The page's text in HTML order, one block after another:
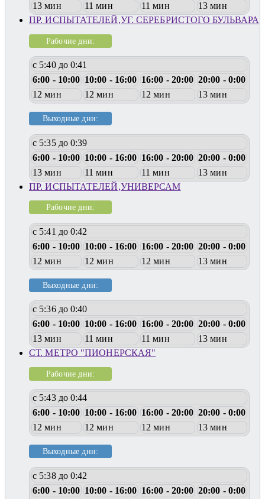
13 мин
11 мин 11 мин
13 мин
ПР. ИСПЫТАТЕЛЕЙ,УГ. СЕРЕБРИСТОГО БУЛЬВАРА
Рабочие дни:
с 5:40 до 0:41
6:00 - 10:00 10:00 - 16:00 16:00 - 20:00 20:00 - 0:00
12 мин
12 мин 12 мин 13 мин
Выходные дни:
с 5:35 до 0:39
6:00 - 10:00 10:00 - 16:00 16:00 - 20:00 20:00 - 0:00
13 мин
11 мин 11 мин
13 мин
ПР. ИСПЫТАТЕЛЕЙ,УНИВЕРСАМ
Рабочие дни:
с 5:41 до 0:42
6:00 - 10:00 10:00 - 16:00 16:00 - 20:00 20:00 - 0:00
12 мин
12 мин 12 мин 13 мин
Выходные дни:
с 5:36 до 0:40
6:00 - 10:00 10:00 - 16:00 16:00 - 20:00 20:00 - 0:00
13 мин
11 мин 11 мин
13 мин
СТ. МЕТРО "ПИОНЕРСКАЯ"
Рабочие дни:
с 5:43 до 0:44
6:00 - 10:00 10:00 - 16:00 16:00 - 20:00 20:00 - 0:00
12 мин
12 мин 12 мин 13 мин
Выходные дни:
с 5:38 до 0:42
6:00 - 10:00 10:00 - 16:00 16:00 - 20:00 20:00 - 0:00